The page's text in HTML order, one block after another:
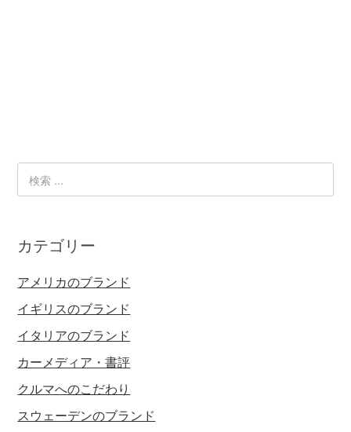
カテゴリー
アメリカのブランド
イギリスのブランド
イタリアのブランド
カーメディア・書評
クルマへのこだわり
スウェーデンのブランド